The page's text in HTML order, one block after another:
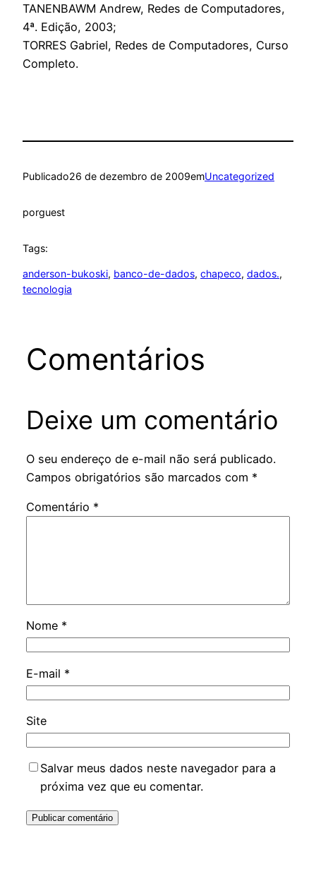
TANENBAWM Andrew, Redes de Computadores,
4ª. Edição, 2003;
TORRES Gabriel, Redes de Computadores, Curso
Completo.
Publicado26 de dezembro de 2009emUncategorized
porguest
Tags:
anderson-bukoski, banco-de-dados, chapeco, dados.
tecnologia
Comentários
Deixe um comentário
O seu endereço de e-mail não será publicado.
Campos obrigatórios são marcados com *
Comentário *
Nome *
E-mail *
Site
Salvar meus dados neste navegador para a
próxima vez que eu comentar.